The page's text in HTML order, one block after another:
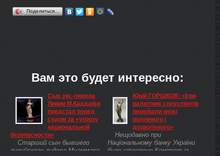
Поделиться…
Вам это будет интересно:
Сын экс-лидера
Ливии М.Каддафи
предстал перед
судом за «угрозу
национальной
безопасности»
Старший сын бывшего
ливийского лидера Муаммара
Юрій ГОРШКОВ: «Ігри
валютних спекулянтів
перейшли межі
розумного і
дозволеного»
Нещодавно при
Національному банку України
було створено Комітет із